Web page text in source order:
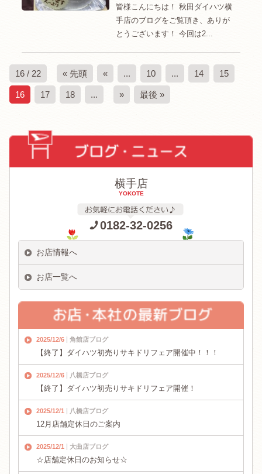
皆様こんにちは！ 秋田ダイハツ横
手店のブログをご覧頂き、ありが
とうございます！ 今回は2...
16 / 22 « 先頭 « ... 10 ... 14 15
16 17 18 ... » 最後 »
横手店
YOKOTE
0182-32-0256
お店情報へ
お店一覧へ
2025/12/6 角館店ブログ
【終了】ダイハツ初売りサキドリフェア開催中！！！
2025/12/6 八橋店ブログ
【終了】ダイハツ初売りサキドリフェア開催！
2025/12/1 八橋店ブログ
12月店舗定休日のご案内
2025/12/1 大曲店ブログ
☆店舗定休日のお知らせ☆